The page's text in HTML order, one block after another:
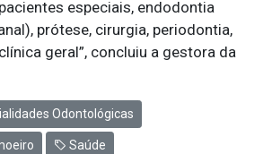
especiais, endodontia
prótese, cirurgia, periodontia,
geral”, concluiu a gestora da
Odontológicas
Saúde